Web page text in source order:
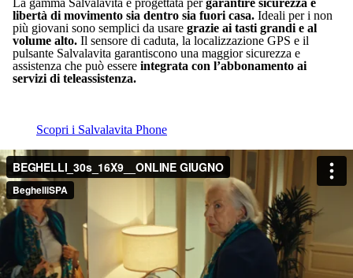
libertà di movimento sia dentro sia fuori casa. Ideali per i non
più giovani sono semplici da usare grazie ai tasti grandi e al
volume alto. Il sensore di caduta, la localizzazione GPS e il
pulsante Salvalavita garantiscono una maggior sicurezza e
assistenza che può essere integrata con l’abbonamento ai
servizi di teleassistenza.
Scopri i Salvalavita Phone